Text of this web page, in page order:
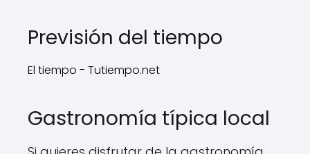
Previsión del tiempo
El tiempo - Tutiempo.net
Gastronomía típica local